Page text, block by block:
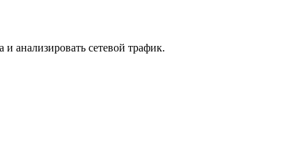
анализировать сетевой трафик.